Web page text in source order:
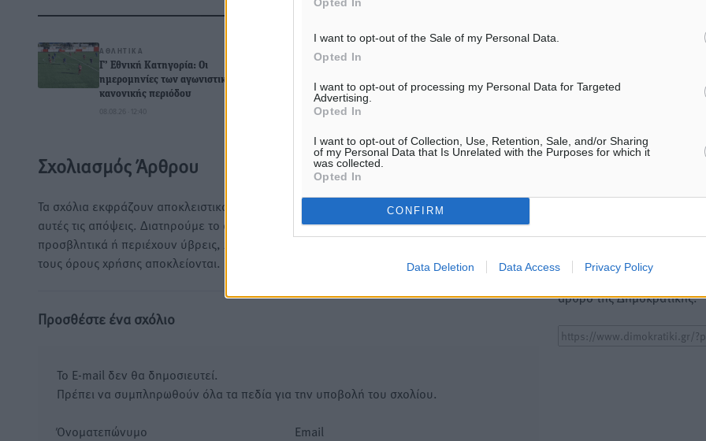
I want to opt-out of the Sale of my Personal Data.
Opted In
I want to opt-out of processing my Personal Data for Targeted
Advertising.
Opted In
I want to opt-out of Collection, Use, Retention, Sale, and/or Sharing
of my Personal Data that Is Unrelated with the Purposes for which it
was collected.
Opted In
CONFIRM
Data Deletion Data Access Privacy Policy
ΑΘΛΗΤΙΚΆ
Γ’ Εθνική Κατηγορία: Οι
ημερομηνίες των αγωνιστικών της
κανονικής περιόδου
08.08.26 · 12:40
ΑΘΛΗΤΙΚΆ
08.08.26 · 12:00
μετακίνησης του
Πρωταθλήματος Κ20 στα
Σχολιασμός Άρθρου
Τα σχόλια εκφράζουν αποκλειστικά τον εκάστοτε σχολιαστή. Η Δημοκρατική δεν υιοθετεί
αυτές τις απόψεις. Διατηρούμε το δικαίωμα να διαγράψουμε όποια σχόλια θεωρούμε
προσβλητικά ή περιέχουν ύβρεις, χωρίς καμμία προειδοποίηση. Χρήστες που δεν τηρούν
τους όρους χρήσης αποκλείονται.
Προσθέστε ένα σχόλιο
Το E-mail δεν θα δημοσιευτεί.
Πρέπει να συμπληρωθούν όλα τα πεδία για την υποβολή του σχολίου.
Όνοματεπώνυμο Email
Υπενθύμιση:
Για την μερική
είναι απαραίτητη η χρήση
παρακάτω παρεχόμενου
συνδέσμου παραπομπής
άρθρο της Δημοκρατικής.